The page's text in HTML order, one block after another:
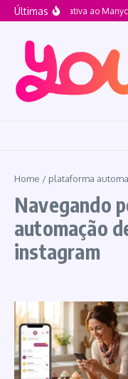
Ir para o conteúdo
ÚltimasAlternativa ao
Home / plataforma
Navegando
automação
instagram